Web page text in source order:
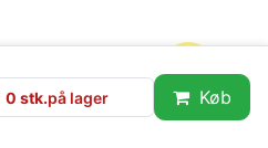
IP40
0 stk.på lager Køb